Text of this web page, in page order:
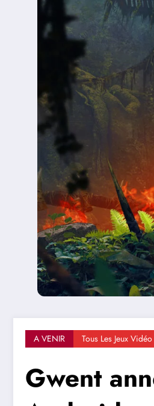
A VENIR Tous Les Jeux Vidéo
Gwent